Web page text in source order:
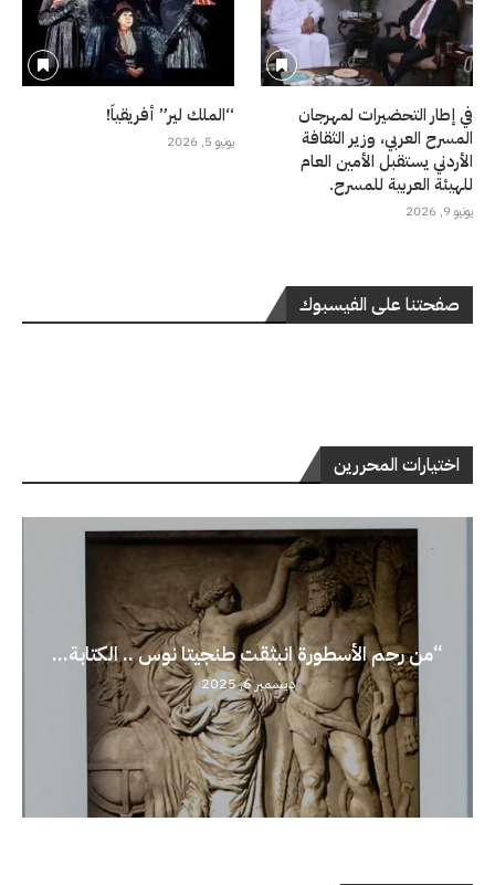
في إطار التحضيرات لمهرجان
المسرح العربي، وزير الثقافة
الأردني يستقبل الأمين العام
للهيئة العربية للمسرح.
يونيو 9, 2026
“الملك لير” أفريقياً!
يونيو 5, 2026
صفحتنا على الفيسبوك
اختيارات المحررين
“من رحم الأسطورة انبثقت طنجيتا نوس .. الكتابة...
ديسمبر 6, 2025